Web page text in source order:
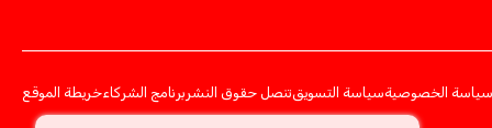
سياسة الخصوصيةسياسة التسويقتنصل حقوق النشر برنامج الشركاءخريطة الموقع